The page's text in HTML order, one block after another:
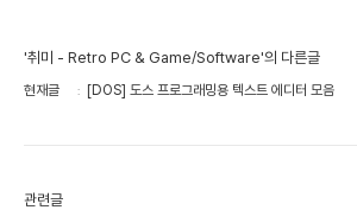
'취미 - Retro PC & Game/Software'의 다른글
현재글 [DOS] 도스 프로그래밍용 텍스트 에디터 모음
관련글